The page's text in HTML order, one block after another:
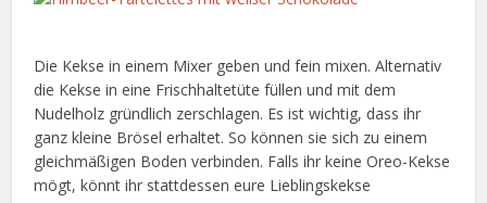
Die Kekse in einem Mixer geben und fein mixen. Alternativ
die Kekse in eine Frischhaltetüte füllen und mit dem
Nudelholz gründlich zerschlagen. Es ist wichtig, dass ihr
ganz kleine Brösel erhaltet. So können sie sich zu einem
gleichmäßigen Boden verbinden. Falls ihr keine Oreo-Kekse
mögt, könnt ihr stattdessen eure Lieblingskekse